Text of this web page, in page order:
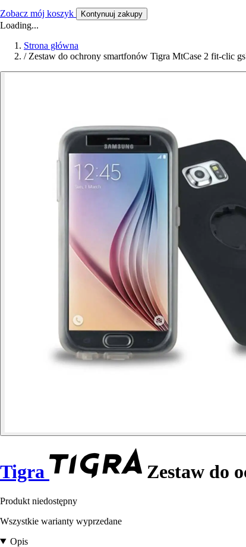
Zobacz mój koszyk Kontynuuj zakupy
Loading...
Strona główna
/ Zestaw do ochrony smartfonów Tigra MtCase 2 fit-clic
Tigra Zestaw do
Produkt niedostępny
Wszystkie warianty wyprzedane
Opis